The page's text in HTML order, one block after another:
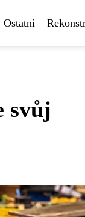
Ostatní
svůj